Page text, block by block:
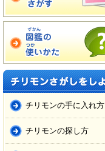
チリモンの手に入れ方
チリモンの探し方